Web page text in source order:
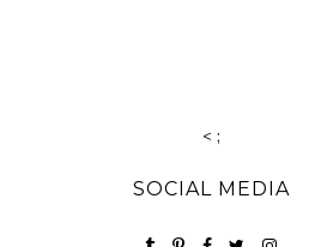
< ;
SOCIAL MEDIA